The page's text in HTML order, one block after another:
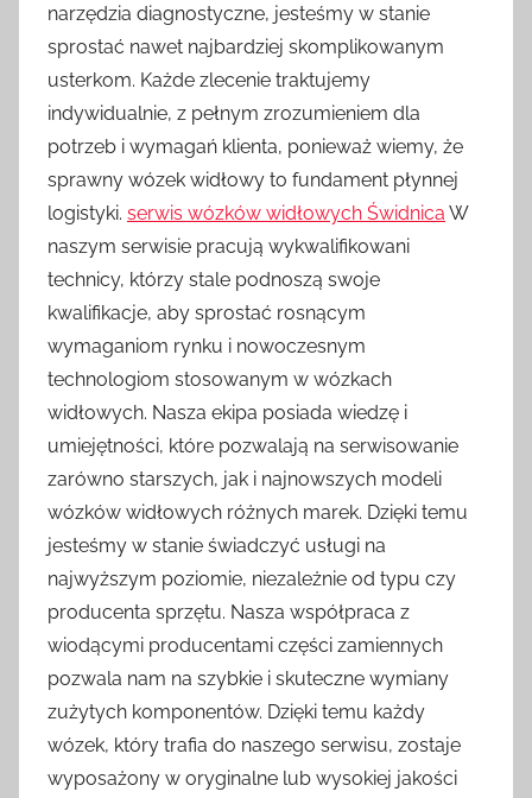
narzędzia diagnostyczne, jesteśmy w stanie
sprostać nawet najbardziej skomplikowanym
usterkom. Każde zlecenie traktujemy
indywidualnie, z pełnym zrozumieniem dla
potrzeb i wymagań klienta, ponieważ wiemy, że
sprawny wózek widłowy to fundament płynnej
logistyki. serwis wózków widłowych Świdnica W
naszym serwisie pracują wykwalifikowani
technicy, którzy stale podnoszą swoje
kwalifikacje, aby sprostać rosnącym
wymaganiom rynku i nowoczesnym
technologiom stosowanym w wózkach
widłowych. Nasza ekipa posiada wiedzę i
umiejętności, które pozwalają na serwisowanie
zarówno starszych, jak i najnowszych modeli
wózków widłowych różnych marek. Dzięki temu
jesteśmy w stanie świadczyć usługi na
najwyższym poziomie, niezależnie od typu czy
producenta sprzętu. Nasza współpraca z
wiodącymi producentami części zamiennych
pozwala nam na szybkie i skuteczne wymiany
zużytych komponentów. Dzięki temu każdy
wózek, który trafia do naszego serwisu, zostaje
wyposażony w oryginalne lub wysokiej jakości